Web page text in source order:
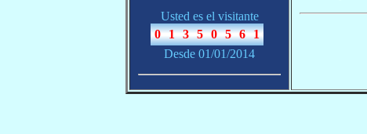
Usted es el visitante
Desde 01/01/2014